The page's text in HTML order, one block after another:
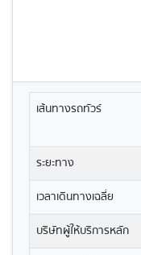
เส้นทางรถทัวร์
ระยะทาง
เวลาเดินทางเฉลี่ย
บริษัทผู้ให้บริการหลัก